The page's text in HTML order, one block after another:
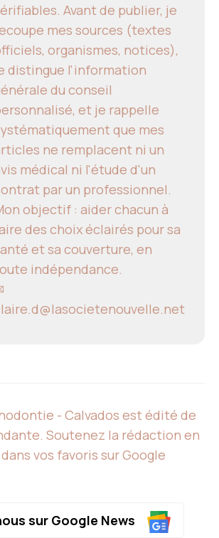
Avant de publier, je
mes sources (textes
organismes, notices),
distingue l'information
du conseil
et je rappelle
que mes
ne remplacent ni un
médical ni l'étude d'un
par un professionnel.
objectif : aider chacun à
des choix éclairés pour sa
et sa couverture, en
indépendance.
- Calvados est édité de
Soutenez la rédaction en
vos favoris sur Google
sur Google News